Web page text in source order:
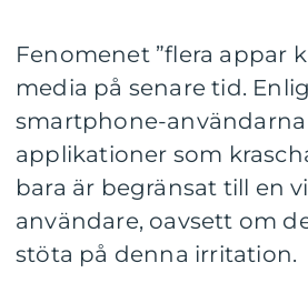
Fenomenet ”flera appar
media på senare tid.
smartphone-
applikationer som
bara är begränsat till en
användare, oavsett om
stöta på denna irritation.